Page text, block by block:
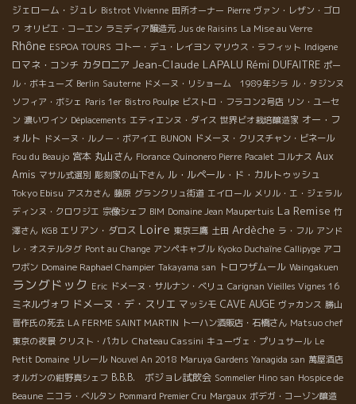
ジェローム・ジュレ Bistrot VIvienne 田所オーナー Pierre ヴァン・レザン・ゴロ
ワ オリビエ・コーエン ラミディア醸造元 Jus de Raisins La Mise au Verre
Rhône ESPOA TOURS コトー・デュ・レイヨン マリウス・ラフィット Indigene
ロマネ・コンチ カタロニア Jean-Claude LAPALU Rémi DUFAITRE ポー
ル・ボキューズ Berlin Sauterne ドメーヌ・リショーム 1989年シラ ル・タジンヌ
ソフィア・ボシェ Paris 1er Bistro Poulpe ビストロ・フラコン2号店 リン・ユーセ
ン 濃いワイン Déplacements エティエンヌ・ダイス 世界ビオ栽培醸造家 オー・フ
ォルト ドメーヌ・ルノー・ボアイエ BUNON ドメーヌ・クリスチャン・ビネール
Fou du Beaujo 宮本 丸山さん Florance Quinonero Pierre Pacalet コルナス Aux
Amis マサル式選別 彫刻家の山下さん ル・ルペール・ド・カルトゥッシュ
Tokyo Ebisu アスカさん 藤原 グランクリュ街道 エイロール メリル・エ・ジェラル
ディンヌ・クロワジエ 宗像シェフ BIM Domaine Jean Maupertuis La Remise 竹
澤さん KGB エリアン・ダロス Loire 東京三鷹 土田 Ardèche ラ・フル アンド
レ・オステルタグ Pont au Change アンペキャブル Kyoko Duchaîne Callipyge アコ
ワボン Domaine Raphael Champier Takayama san トロワザムール Waingakuen
ラングドック Eric ドメーヌ・サルナン・ベリュ Carignan Vieilles Vignes 16
ミネルヴォワ ドメーヌ・デ・スリエ マッシモ CAVE AUGE ヴァカンス 勝山
晋作氏の死去 LA FERME SAINT MARTIN トーハン酒販店・石橋さん Matsuo chef
東京の夜景 クリスト・パカレ Chateau Cassini キューヴェ・プリュサール Le
Petit Domaine リレール Nouvel An 2018 Maruya Gardens Yanagida san 萬屋酒店
オルガンの紺野真シェフ B.B.B. ボジョレ試飲会 Sommelier Hino san Hospice de
Beaune ニコラ・ベルタン Pommard Premier Cru Margaux ボデガ・コーゾン醸造